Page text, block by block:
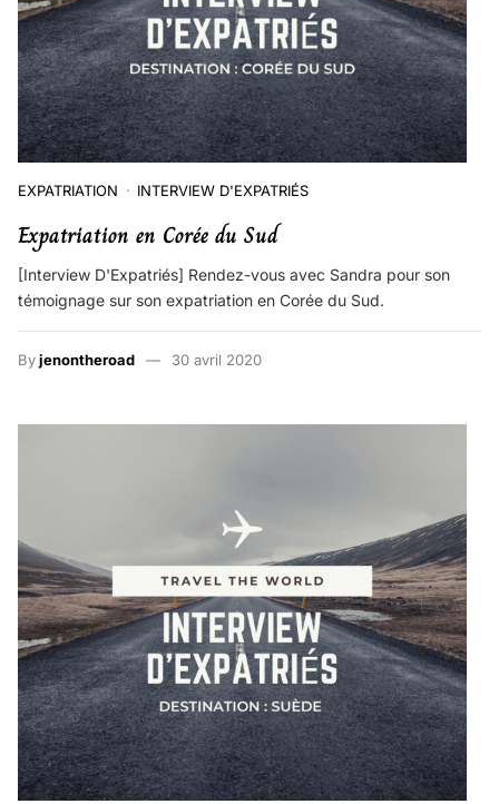
EXPATRIATION INTERVIEW D'EXPATRIÉS
Expatriation en Corée du Sud
[Interview D'Expatriés] Rendez-vous avec Sandra pour son
témoignage sur son expatriation en Corée du Sud.
Byjenontheroad 30 avril 2020